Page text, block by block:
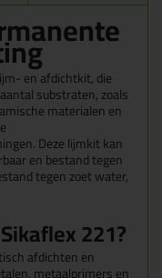
en afdichtkit, die
substraten, zoals
materialen en
Deze lijmkit kan
en bestand tegen
tegen zoet water,
221?
afdichten en